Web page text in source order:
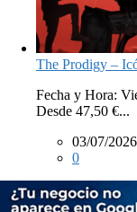
The Prodigy –
Fecha y Hora:
Desde 47,50 €...
03/07/2026
0